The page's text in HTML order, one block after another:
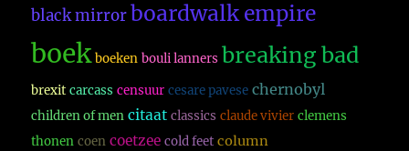
black mirror boardwalk empire
boek boeken bouli lanners breaking bad
brexit carcass censuur cesare pavese chernobyl
children of men citaat classics claude vivier clemens
thonen coen coetzee cold feet column